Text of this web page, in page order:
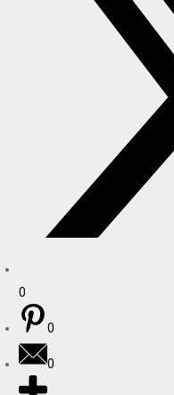
0
0
0